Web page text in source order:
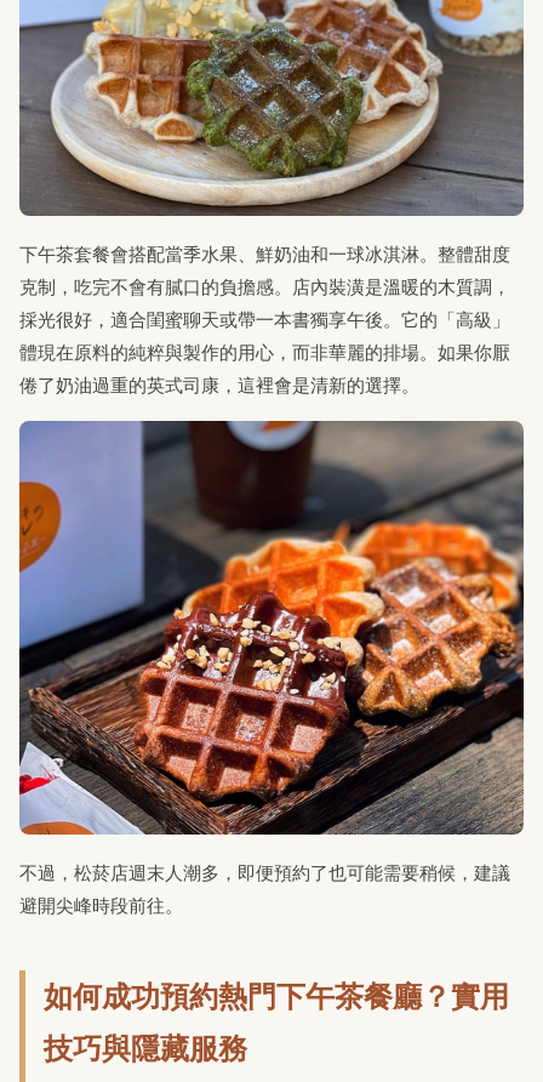
下午茶套餐會搭配當季水果、鮮奶油和一球冰淇淋。整體甜度
克制，吃完不會有膩口的負擔感。店內裝潢是溫暖的木質調，
採光很好，適合閨蜜聊天或帶一本書獨享午後。它的「高級」
體現在原料的純粹與製作的用心，而非華麗的排場。如果你厭
倦了奶油過重的英式司康，這裡會是清新的選擇。
不過，松菸店週末人潮多，即便預約了也可能需要稍候，建議
避開尖峰時段前往。
如何成功預約熱門下午茶餐廳？實用
技巧與隱藏服務